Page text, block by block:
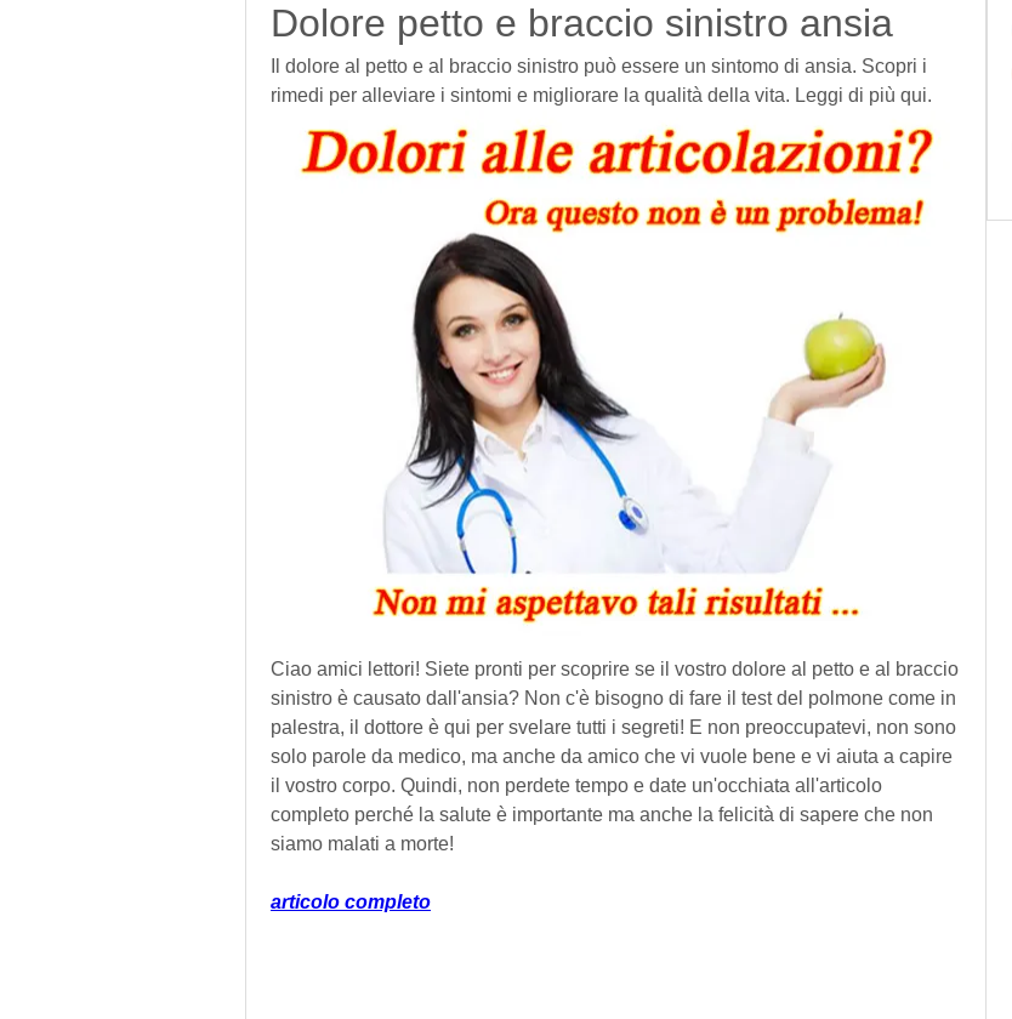
Dolore petto e braccio sinistro ansia
Il dolore al petto e al braccio sinistro può essere un sintomo di ansia. Scopri i
rimedi per alleviare i sintomi e migliorare la qualità della vita. Leggi di più qui.
Ciao amici lettori! Siete pronti per scoprire se il vostro dolore al petto e al braccio
sinistro è causato dall'ansia? Non c'è bisogno di fare il test del polmone come in
palestra, il dottore è qui per svelare tutti i segreti! E non preoccupatevi, non sono
solo parole da medico, ma anche da amico che vi vuole bene e vi aiuta a capire
il vostro corpo. Quindi, non perdete tempo e date un'occhiata all'articolo
completo perché la salute è importante ma anche la felicità di sapere che non
siamo malati a morte!
articolo completo